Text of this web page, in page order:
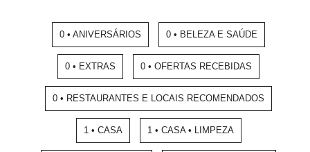
0 • ANIVERSÁRIOS 0 • BELEZA E SAÚDE
0 • EXTRAS 0 • OFERTAS RECEBIDAS
0 • RESTAURANTES E LOCAIS RECOMENDADOS
1 • CASA 1 • CASA • LIMPEZA